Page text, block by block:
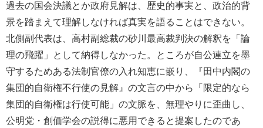
過去の国会決議とか政府見解は、歴史的事実と、政治的背
景を踏まえて理解しなければ真実を語ることはできない。
北側副代表は、高村副総裁の砂川最高裁判決の解釈を「論
理の飛躍」として納得しなかった。ところが自公連立を墨
守するためある法制官僚の入れ知恵に嵌り、『田中内閣の
集団的自衛権不行使の見解』の文言の中から「限定的なら
集団的自衛権は行使可能」の文脈を、無理やりに歪曲し、
公明党・創価学会の説得に悪用できると提案したのであ